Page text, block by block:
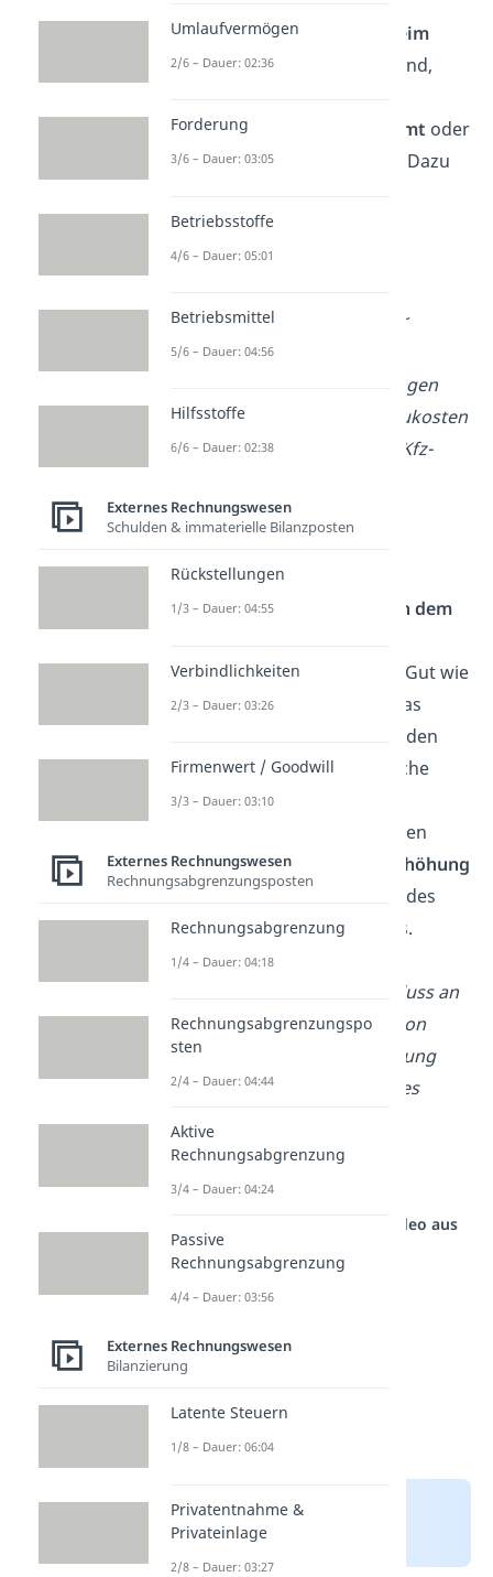
zusätzliche Kosten, die
beim
Kaufanfallen und nötig sind,
überhaupt bei dir
ankommt oder
verwendet
werden kann. Dazu
Transport- und
Verpackungskosten
Maklergebühren oder
Provisionen
Zölle und Versicherungen
Montage- oder Einbaukosten
Grunderwerbs- oder Kfz-
Nachträgliche
Anschaffungskosten
Manchmal sind auch
nach dem
notwendig, damit du das Gut wie
geplant nutzen kannst. Das
gehört dann ebenfalls zu den
Anschaffungskosten. Solche
nachträglichen
Anschaffungskosten führen
meistens zu einer
Werterhöhung
oder einer
des
Vermögensgegenstandes.
Beispiele dafür sind:
nachträglicher Anschluss an
Strom oder Kanalisation
Kosten zur Verbesserung
oder Erweiterung eines
Erwerb zusätzlicher
Softwares
Studyflix vernetzt: Hier ein Video aus
Umlaufvermögen
2/6 – Dauer: 02:36
Forderung
3/6 – Dauer: 03:05
Betriebsstoffe
4/6 – Dauer: 05:01
Betriebsmittel
5/6 – Dauer: 04:56
Hilfsstoffe
6/6 – Dauer: 02:38
Externes Rechnungswesen
Schulden & immaterielle Bilanzposten
Rückstellungen
1/3 – Dauer: 04:55
Verbindlichkeiten
2/3 – Dauer: 03:26
Firmenwert / Goodwill
3/3 – Dauer: 03:10
Externes Rechnungswesen
Rechnungsabgrenzungsposten
Rechnungsabgrenzung
1/4 – Dauer: 04:18
Rechnungsabgrenzungspo
sten
2/4 – Dauer: 04:44
Aktive
Rechnungsabgrenzung
3/4 – Dauer: 04:24
Passive
Rechnungsabgrenzung
4/4 – Dauer: 03:56
Externes Rechnungswesen
Bilanzierung
Latente Steuern
1/8 – Dauer: 06:04
Privatentnahme &
Privateinlage
2/8 – Dauer: 03:27